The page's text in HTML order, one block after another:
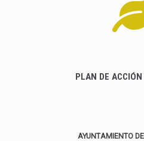
PLAN DE
AYUNTAMIENTO